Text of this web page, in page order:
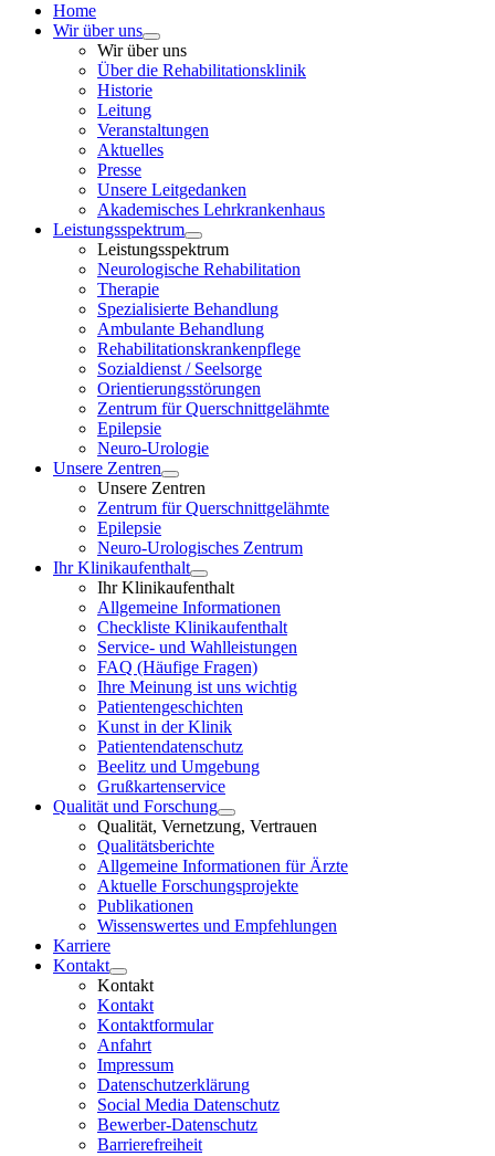
Home
Wir über uns
Wir über uns
Über die Rehabilitationsklinik
Historie
Leitung
Veranstaltungen
Aktuelles
Presse
Unsere Leitgedanken
Akademisches Lehrkrankenhaus
Leistungsspektrum
Leistungsspektrum
Neurologische Rehabilitation
Therapie
Spezialisierte Behandlung
Ambulante Behandlung
Rehabilitationskrankenpflege
Sozialdienst / Seelsorge
Orientierungsstörungen
Zentrum für Querschnittgelähmte
Epilepsie
Neuro-Urologie
Unsere Zentren
Unsere Zentren
Zentrum für Querschnittgelähmte
Epilepsie
Neuro-Urologisches Zentrum
Ihr Klinikaufenthalt
Ihr Klinikaufenthalt
Allgemeine Informationen
Checkliste Klinikaufenthalt
Service- und Wahlleistungen
FAQ (Häufige Fragen)
Ihre Meinung ist uns wichtig
Patientengeschichten
Kunst in der Klinik
Patientendatenschutz
Beelitz und Umgebung
Grußkartenservice
Qualität und Forschung
Qualität, Vernetzung, Vertrauen
Qualitätsberichte
Allgemeine Informationen für Ärzte
Aktuelle Forschungsprojekte
Publikationen
Wissenswertes und Empfehlungen
Karriere
Kontakt
Kontakt
Kontakt
Kontaktformular
Anfahrt
Impressum
Datenschutzerklärung
Social Media Datenschutz
Bewerber-Datenschutz
Barrierefreiheit